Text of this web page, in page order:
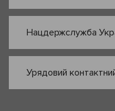
Нацдержслужба
Урядовий